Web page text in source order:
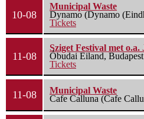
10-08
Municipal Waste
Dynamo (Dynamo
Tickets
11-08
Sziget Festival met
Óbudai Eiland, Budapest
Tickets
11-08
Municipal Waste
Cafe Calluna (Cafe